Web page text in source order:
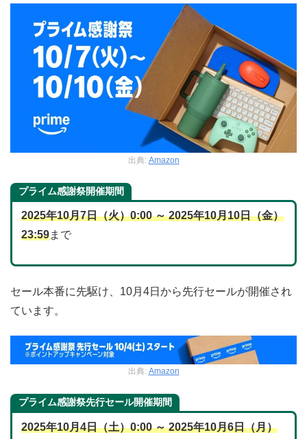
出典: Amazon
プライム感謝祭開催期間
2025年10月7日（火）0:00 ～ 2025年10月10日（金）
23:59まで
セール本番に先駆け、10月4日から先行セールが開催され
ています。
出典: Amazon
プライム感謝祭先行セール開催期間
2025年10月4日（土）0:00 ～ 2025年10月6日（月）